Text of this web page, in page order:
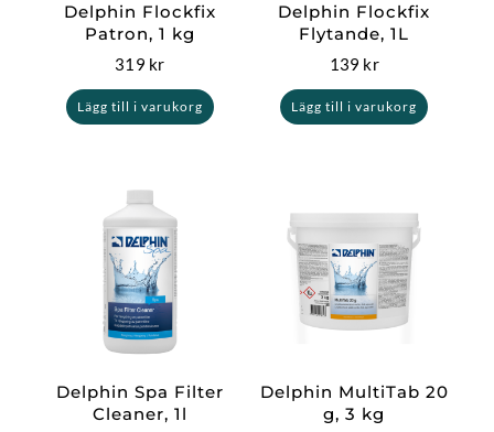
Delphin Flockfix
Patron, 1 kg
319 kr
Lägg till i varukorg
Delphin Flockfix
Flytande, 1L
139 kr
Lägg till i varukorg
Delphin Spa Filter
Cleaner, 1l
Delphin MultiTab 20
g, 3 kg